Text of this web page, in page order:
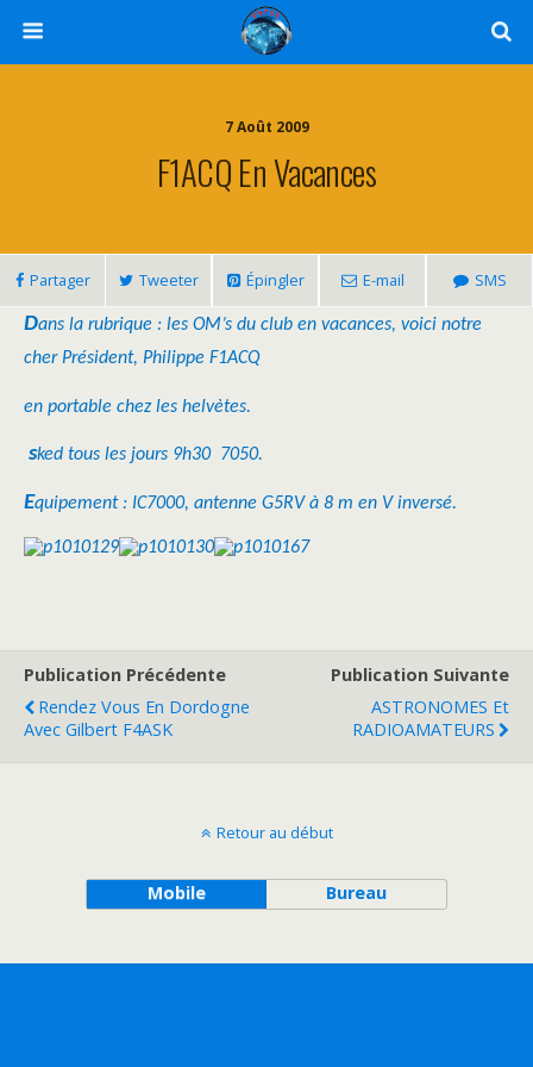
7 Août 2009
F1ACQ En Vacances
Partager Tweeter Épingler E-mail SMS
Dans la rubrique : les OM’s du club en vacances, voici notre
cher Président, Philippe F1ACQ
en portable chez les helvètes.
sked tous les jours 9h30 7050.
Equipement : IC7000, antenne G5RV à 8 m en V inversé.
Publication Précédente
Rendez Vous En Dordogne
Avec Gilbert F4ASK
Publication Suivante
ASTRONOMES Et
RADIOAMATEURS
Retour au début
Mobile Bureau